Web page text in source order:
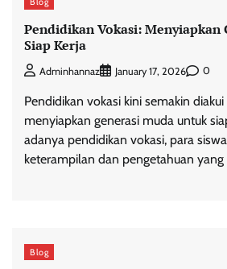
Pendidikan Vokasi: Menyiapkan
Siap Kerja
Adminhannaz January 17, 2026 0
Pendidikan vokasi kini semakin
menyiapkan generasi muda untuk
adanya pendidikan vokasi, para
keterampilan dan pengetahuan
Blog